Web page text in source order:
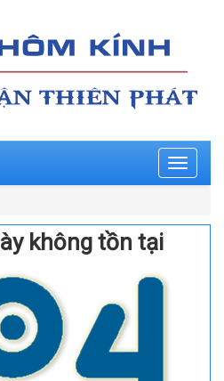
Toggle
không tồn tại